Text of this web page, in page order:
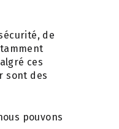
de
ces
sont des
pouvons